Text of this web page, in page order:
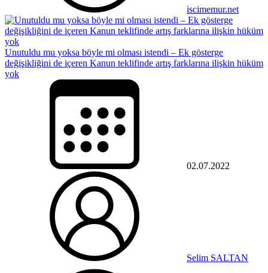
iscimemur.net
Unutuldu mu yoksa böyle mi olması istendi – Ek gösterge
değişikliğini de içeren Kanun teklifinde artış farklarına ilişkin hüküm
yok
02.07.2022
Selim SALTAN